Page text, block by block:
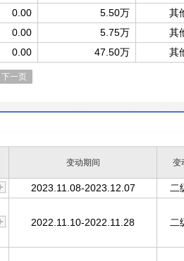
0.00 5.50万
其
0.00 5.75万
其
0.00 47.50万 其
下一页
变动期间 变
2023.11.08-2023.12.07 二
2022.11.10-2022.11.28 二